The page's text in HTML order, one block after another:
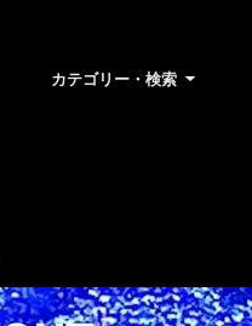
カテゴリー・検索